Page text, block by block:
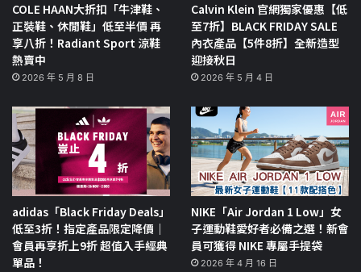
COLE HAAN大折扣「牛津鞋、
正裝鞋、休閒鞋」低至半價 再
享八折！Radiant Sport 涼鞋
熱賣中
2026 年 5 月 8 日
Calvin Klein 官網獨家優惠【低
至7折】BLACK FRIDAY SALE
內衣產品【5件8折】全新造型
迎接秋日
2026 年 5 月 4 日
adidas「Black Friday Deals」
低至3折！指定產品限定降價｜
會員再享折上9折 超值入手經典
單品！
NIKE「Air Jordan 1 Low」女
子運動鞋愛好者必備之選！新會
員可獲得 NIKE 專屬手提袋
2026 年 4 月 16 日